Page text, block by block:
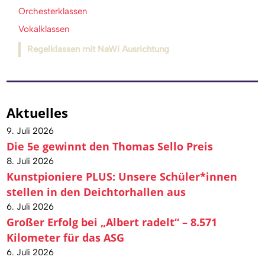
Orchesterklassen
Vokalklassen
Regelklassen mit NaWi Ausrichtung
Aktuelles
9. Juli 2026
Die 5e gewinnt den Thomas Sello Preis
8. Juli 2026
Kunstpioniere PLUS: Unsere Schüler*innen
stellen in den Deichtorhallen aus
6. Juli 2026
Großer Erfolg bei „Albert radelt“ – 8.571
Kilometer für das ASG
6. Juli 2026